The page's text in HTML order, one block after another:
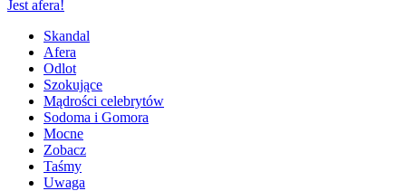
Jest afera!
Skandal
Afera
Odlot
Szokujące
Mądrości celebrytów
Sodoma i Gomora
Mocne
Zobacz
Taśmy
Uwaga